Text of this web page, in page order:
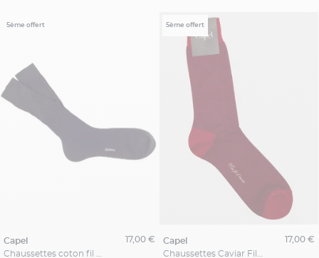
5ème offert
capel
17,00 €
5ème offert
capel
17,00 €